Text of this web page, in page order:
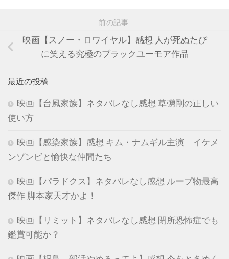
前の記事
映画【スノー・ロワイヤル】感想 人が死ぬたび
に笑える究極のブラックユーモア作品
最近の投稿
映画【台風家族】ネタバレなし感想 草彅剛の正しい
使い方
映画【感染家族】感想 キム・ナムギル主演 イケメ
ンゾンビと愉快な仲間たち
映画【パラドクス】ネタバレなし感想 ループ物最高
傑作 脚本家天才かよ！
映画【リミット】ネタバレなし感想 閉所恐怖症でも
鑑賞可能か？